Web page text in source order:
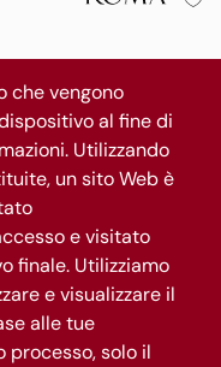
che vengono
al fine di
Utilizzando
un sito Web è
e visitato
finale. Utilizziamo
e visualizzare il
alle tue
processo, solo il